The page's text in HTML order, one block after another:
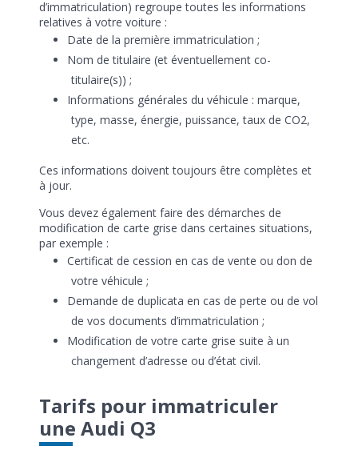
d’immatriculation) regroupe toutes les informations
relatives à votre voiture :
Date de la première immatriculation ;
Nom de titulaire (et éventuellement co-
titulaire(s)) ;
Informations générales du véhicule : marque,
type, masse, énergie, puissance, taux de CO2,
etc.
Ces informations doivent toujours être complètes et
à jour.
Vous devez également faire des démarches de
modification de carte grise dans certaines situations,
par exemple :
Certificat de cession en cas de vente ou don de
votre véhicule ;
Demande de duplicata en cas de perte ou de vol
de vos documents d’immatriculation ;
Modification de votre carte grise suite à un
changement d’adresse ou d’état civil.
Tarifs pour immatriculer
une Audi Q3